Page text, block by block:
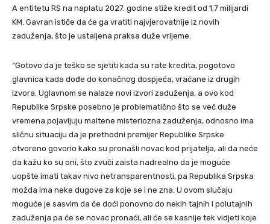
A entitetu RS na naplatu 2027. godine stiže kredit od 1,7 milijardi
KM. Gavran ističe da će ga vratiti najvjerovatnije iz novih
zaduženja, što je ustaljena praksa duže vrijeme.
“Gotovo da je teško se sjetiti kada su rate kredita, pogotovo
glavnica kada dođe do konačnog dospjeća, vraćane iz drugih
izvora. Uglavnom se nalaze novi izvori zaduženja, a ovo kod
Republike Srpske posebno je problematično što se već duže
vremena pojavljuju maltene misteriozna zaduženja, odnosno ima
sličnu situaciju da je prethodni premijer Republike Srpske
otvoreno govorio kako su pronašli novac kod prijatelja, ali da neće
da kažu ko su oni, što zvuči zaista nadrealno da je moguće
uopšte imati takav nivo netransparentnosti, pa Republika Srpska
možda ima neke dugove za koje se i ne zna. U ovom slučaju
moguće je sasvim da će doći ponovno do nekih tajnih i polutajnih
zaduženja pa će se novac pronaći, ali će se kasnije tek vidjeti koje